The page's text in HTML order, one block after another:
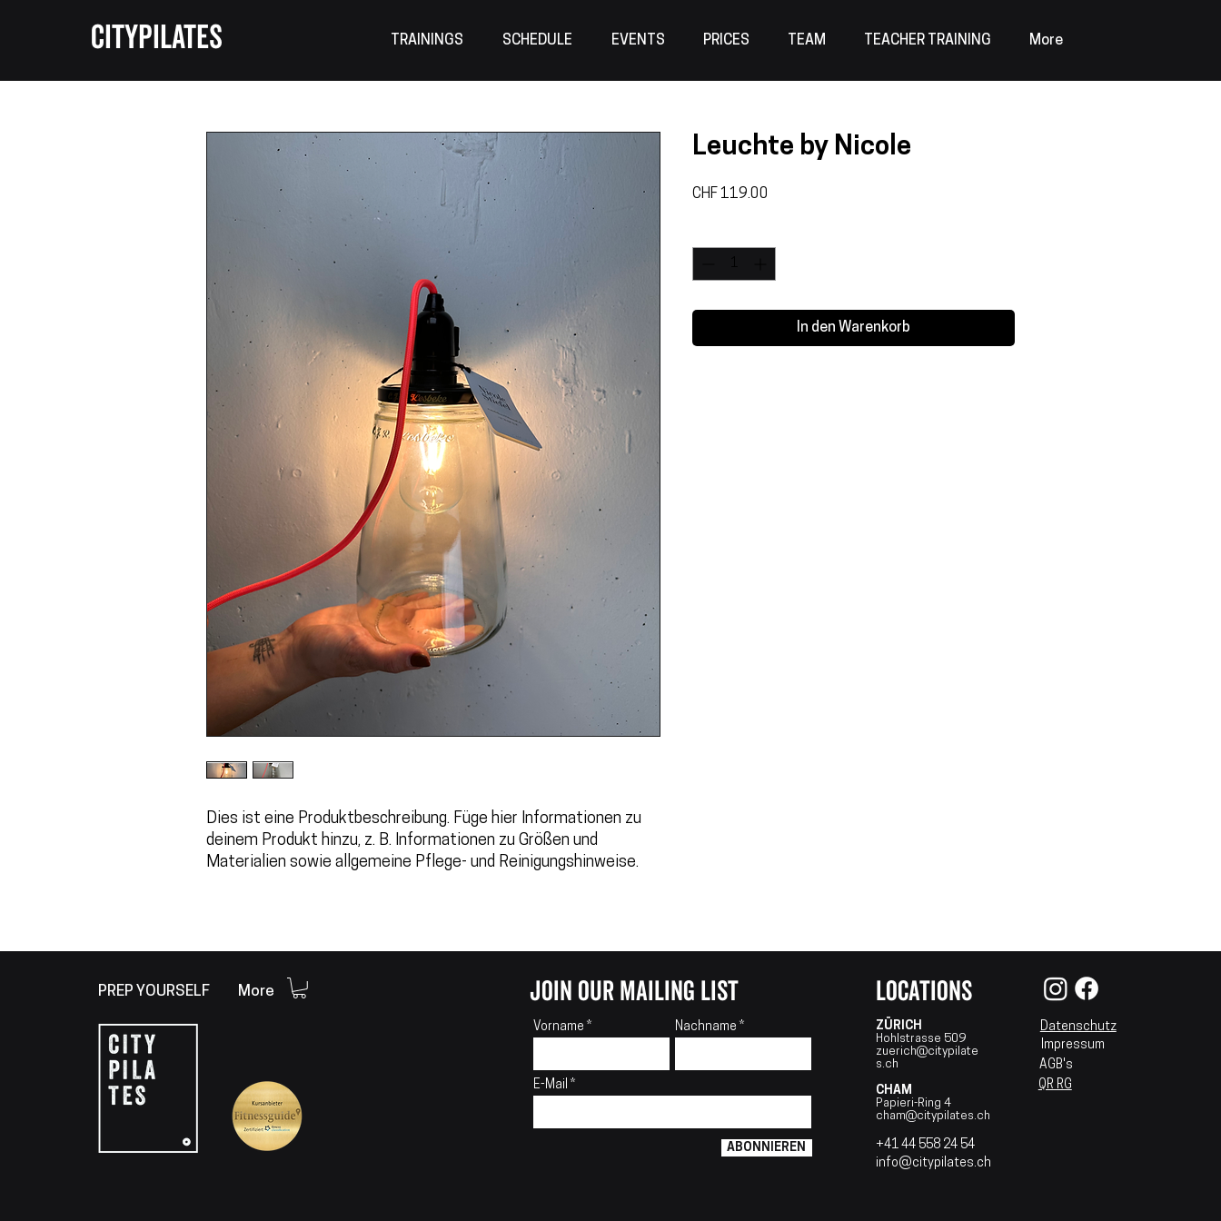
CITYPILATES TRAININGS SCHEDULE EVENTS PRICES TEAM TEACHER TRAINING More
Dies ist eine Produktbeschreibung. Füge hier Informationen zu
deinem Produkt hinzu, z. B. Informationen zu Größen und
Materialien sowie allgemeine Pflege- und Reinigungshinweise.
Leuchte by Nicole
CHF 119.00
In den Warenkorb
PREP YOURSELF More join our mailing list
Vorname Nachname
E-Mail
ABONNIEREN
LOCATIONS
ZÜRICH
Hohlstrasse 509
zuerich@citypilate​
s.ch​
CHAM
Papieri-Ring 4
cham@citypilates.ch
+41 44 558 24 54
info@citypilates.ch
Datenschutz
Impressum
AGB's
QR RG